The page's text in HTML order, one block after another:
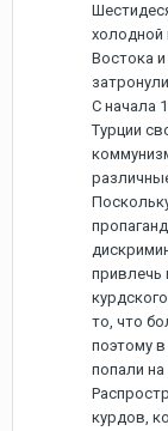
холодной
Востока
С начала
Турции
привлечь
то, что
поэтому
попали
курдов,